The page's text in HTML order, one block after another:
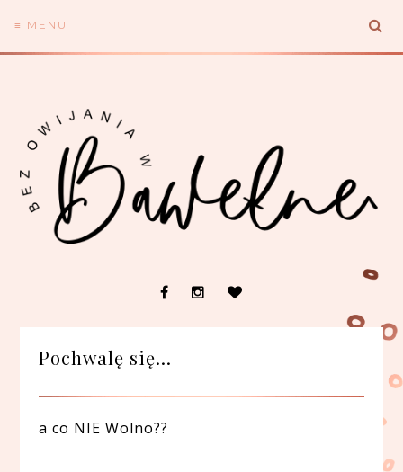
≡ MENU
Pochwalę się...
a co NIE Wolno??